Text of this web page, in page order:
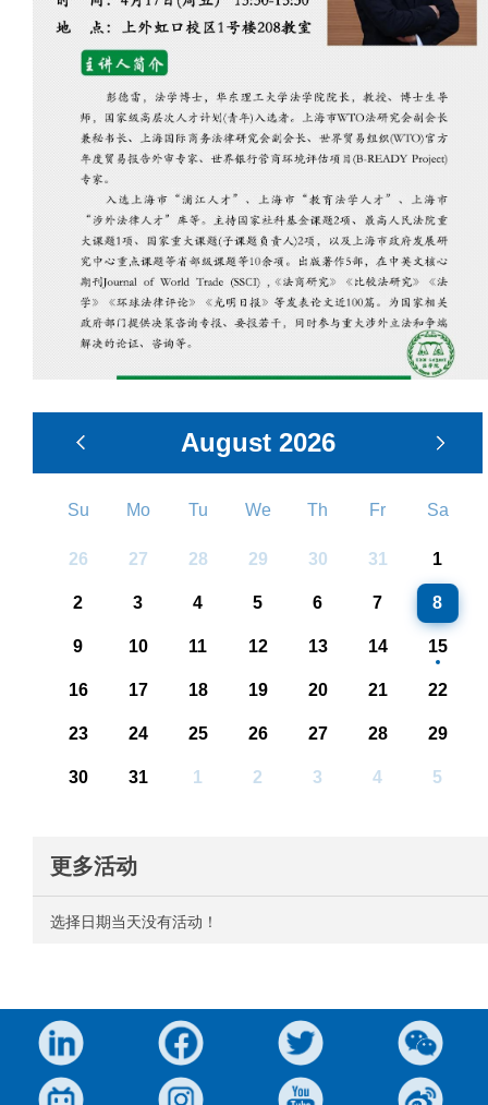
August 2026
Su Mo Tu We Th Fr Sa
26 27 28 29 30 31 1
2 3 4 5 6 7 8
9 10 11 12 13 14 15
16 17 18 19 20 21 22
23 24 25 26 27 28 29
30 31 1 2 3 4 5
更多活动
选择日期当天没有活动！